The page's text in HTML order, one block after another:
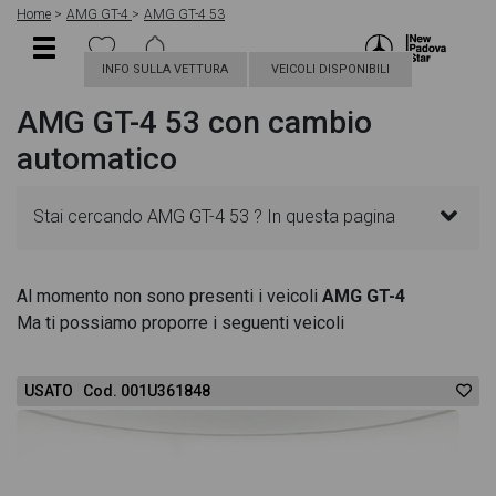
Home AMG GT-4 AMG GT-4 53
INFO SULLA VETTURA VEICOLI DISPONIBILI
AMG GT-4 53 con cambio
automatico
Stai cercando AMG GT-4 53 ? In questa pagina
AMG nuovo. Le schede veicolo sono dettagliate e
sempre aggiornate in modo da aiutarti a scegliere
quella più adatta alle tue necessità, sono presenti
Al momento non sono presenti i veicoli AMG GT-4
Ma ti possiamo proporre i seguenti veicoli
USATO Cod. 001U361848